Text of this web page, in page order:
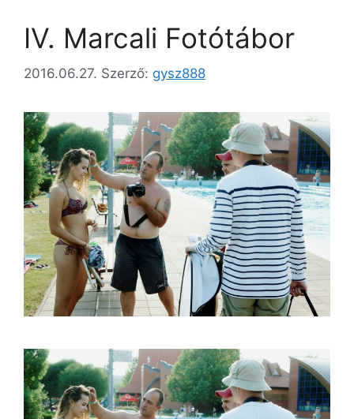
IV. Marcali Fotótábor
2016.06.27. Szerző: gysz888